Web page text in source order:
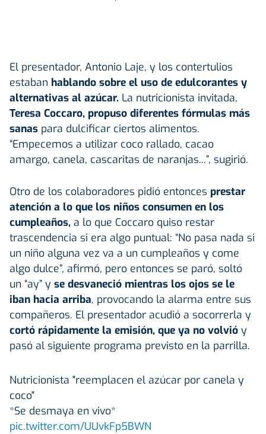
El presentador, Antonio Laje, y los contertulios
estaban hablando sobre el uso de edulcorantes y
alternativas al azúcar. La nutricionista invitada,
Teresa Coccaro, propuso diferentes fórmulas más
sanas para dulcificar ciertos alimentos.
“Empecemos a utilizar coco rallado, cacao
amargo, canela, cascaritas de naranjas...”, sugirió.
Otro de los colaboradores pidió entonces prestar
atención a lo que los niños consumen en los
cumpleaños, a lo que Coccaro quiso restar
trascendencia si era algo puntual: “No pasa nada si
un niño alguna vez va a un cumpleaños y come
algo dulce”, afirmó, pero entonces se paró, soltó
un “ay” y se desvaneció mientras los ojos se le
iban hacia arriba, provocando la alarma entre sus
compañeros. El presentador acudió a socorrerla y
cortó rápidamente la emisión, que ya no volvió y
pasó al siguiente programa previsto en la parrilla.
Nutricionista "reemplacen el azúcar por canela y
coco"
*Se desmaya en vivo*
pic.twitter.com/UUvkFp5BWN